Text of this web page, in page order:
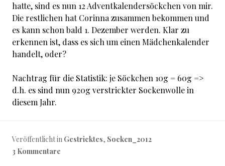
hatte, sind es nun 12 Adventkalendersöckchen von mir.
Die restlichen hat Corinna zusammen bekommen und
es kann schon bald 1. Dezember werden. Klar zu
erkennen ist, dass es sich um einen Mädchenkalender
handelt, oder?
Nachtrag für die Statistik: je Söckchen 10g = 60g =>
d.h. es sind nun 920g verstrickter Sockenwolle in
diesem Jahr.
Veröffentlicht in Gestricktes, Socken_2012
3 Kommentare